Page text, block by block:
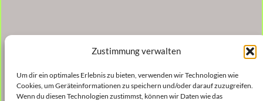
Zustimmung verwalten
Um dir ein optimales Erlebnis zu bieten, verwenden wir Technologien wie
Cookies, um Geräteinformationen zu speichern und/oder darauf zuzugreifen.
Wenn du diesen Technologien zustimmst, können wir Daten wie das